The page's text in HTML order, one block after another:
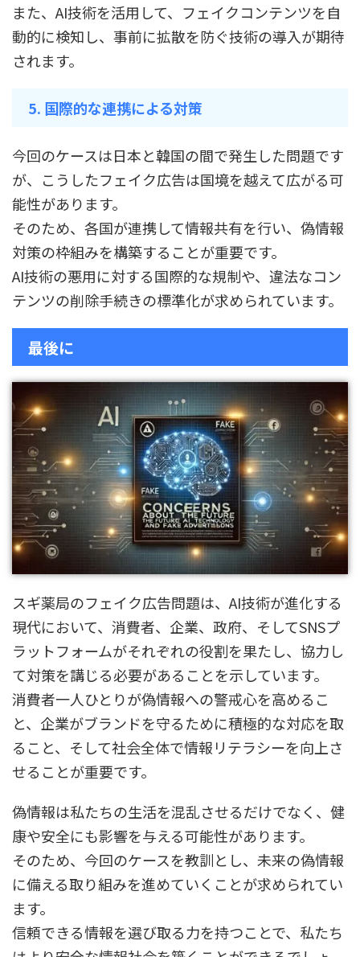
また、AI技術を活用して、フェイクコンテンツを自
動的に検知し、事前に拡散を防ぐ技術の導入が期待
されます。
5. 国際的な連携による対策
今回のケースは日本と韓国の間で発生した問題です
が、こうしたフェイク広告は国境を越えて広がる可
能性があります。
そのため、各国が連携して情報共有を行い、偽情報
対策の枠組みを構築することが重要です。
AI技術の悪用に対する国際的な規制や、違法なコン
テンツの削除手続きの標準化が求められています。
最後に
スギ薬局のフェイク広告問題は、AI技術が進化する
現代において、消費者、企業、政府、そしてSNSプ
ラットフォームがそれぞれの役割を果たし、協力し
て対策を講じる必要があることを示しています。
消費者一人ひとりが偽情報への警戒心を高めるこ
と、企業がブランドを守るために積極的な対応を取
ること、そして社会全体で情報リテラシーを向上さ
せることが重要です。
偽情報は私たちの生活を混乱させるだけでなく、健
康や安全にも影響を与える可能性があります。
そのため、今回のケースを教訓とし、未来の偽情報
に備える取り組みを進めていくことが求められてい
ます。
信頼できる情報を選び取る力を持つことで、私たち